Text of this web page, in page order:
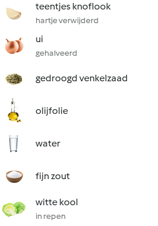
teentjes knoflook
hartje verwijderd
ui
gehalveerd
gedroogd venkelzaad
olijfolie
water
fijn zout
witte kool
in repen